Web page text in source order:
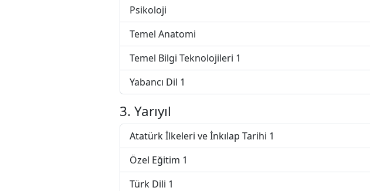
Psikoloji
Temel Anatomi
Temel Bilgi Teknolojileri 1
Yabancı Dil 1
3. Yarıyıl
Atatürk İlkeleri ve İnkılap Tarihi 1
Özel Eğitim 1
Türk Dili 1